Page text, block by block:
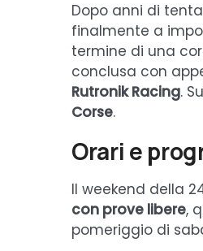
Dopo anni di
finalmente a
termine di una
conclusa con
Rutronik Racing.
Corse.
Orari e
Il weekend della
con prove libere,
pomeriggio di